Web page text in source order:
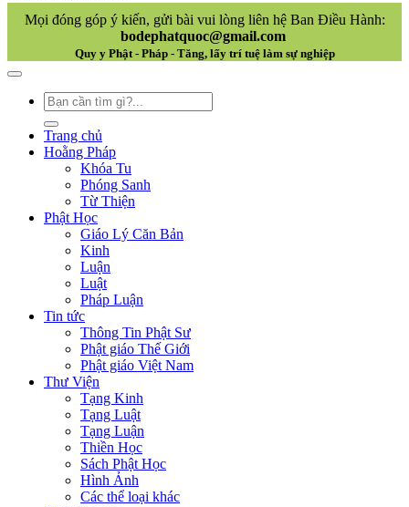
Mọi đóng góp ý kiến, gửi bài vui lòng liên hệ Ban Điều Hành:
bodephatquoc@gmail.com
Quy y Phật - Pháp - Tăng, lấy trí tuệ làm sự nghiệp
Trang chủ
Hoằng Pháp
Khóa Tu
Phóng Sanh
Từ Thiện
Phật Học
Giáo Lý Căn Bản
Kinh
Luận
Luật
Pháp Luận
Tin tức
Thông Tin Phật Sư
Phật giáo Thế Giới
Phật giáo Việt Nam
Thư Viện
Tạng Kinh
Tạng Luật
Tạng Luận
Thiền Học
Sách Phật Học
Hình Ảnh
Các thể loại khác